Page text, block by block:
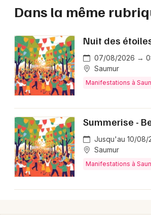
Dans la même
Nuit des
07/08/2026 →
Saumur
Manifestations à
Summerise -
Jusqu'au 10/08/
Saumur
Manifestations à